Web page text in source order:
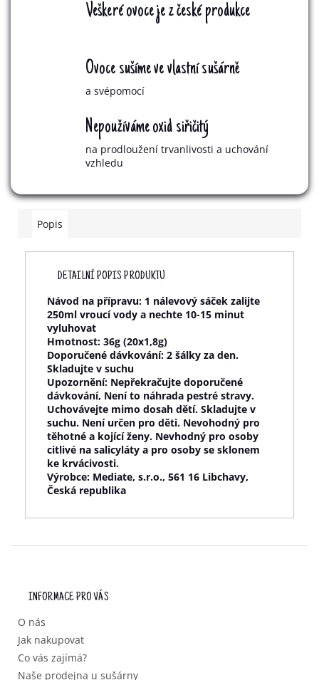
Veškeré ovoce je z české produkce
Ovoce sušíme ve vlastní sušárně
a svépomocí
Nepoužíváme oxid siřičitý
na prodloužení trvanlivosti a uchování
vzhledu
Popis
DETAILNÍ POPIS PRODUKTU
Návod na přípravu: 1 nálevový sáček zalijte
250ml vroucí vody a nechte 10-15 minut
vyluhovat
Hmotnost: 36g (20x1,8g)
Doporučené dávkování: 2 šálky za den.
Skladujte v suchu
Upozornění: Nepřekračujte doporučené
dávkování, Není to náhrada pestré stravy.
Uchovávejte mimo dosah dětí. Skladujte v
suchu. Není určen pro děti. Nevohodný pro
těhotné a kojící ženy. Nevhodný pro osoby
citlivé na salicyláty a pro osoby se sklonem
ke krvácivosti.
Výrobce: Mediate, s.r.o., 561 16 Libchavy,
Česká republika
INFORMACE PRO VÁS
O nás
Jak nakupovat
Co vás zajímá?
Naše prodejna u sušárny